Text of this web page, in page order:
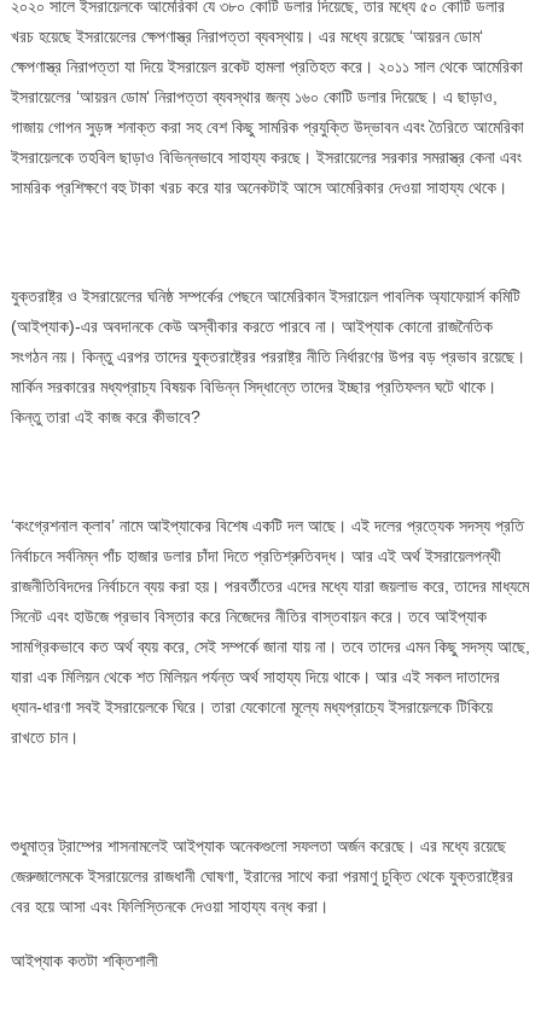
২০২০ সালে ইসরায়েলকে আমেরিকা যে ৩৮০ কোটি ডলার দিয়েছে, তার মধ্যে ৫০ কোটি ডলার
খরচ হয়েছে ইসরায়েলের ক্ষেপণাস্ত্র নিরাপত্তা ব্যবস্থায়। এর মধ্যে রয়েছে ‘আয়রন ডোম‘
ক্ষেপণাস্ত্র নিরাপত্তা যা দিয়ে ইসরায়েল রকেট হামলা প্রতিহত করে। ২০১১ সাল থেকে আমেরিকা
ইসরায়েলের ‘আয়রন ডোম‘ নিরাপত্তা ব্যবস্থার জন্য ১৬০ কোটি ডলার দিয়েছে। এ ছাড়াও,
গাজায় গোপন সুড়ঙ্গ শনাক্ত করা সহ বেশ কিছু সামরিক প্রযুক্তি উদ্ভাবন এবং তৈরিতে আমেরিকা
ইসরায়েলকে তহবিল ছাড়াও বিভিন্নভাবে সাহায্য করছে। ইসরায়েলের সরকার সমরাস্ত্র কেনা এবং
সামরিক প্রশিক্ষণে বহু টাকা খরচ করে যার অনেকটাই আসে আমেরিকার দেওয়া সাহায্য থেকে।
যুক্তরাষ্ট্র ও ইসরায়েলের ঘনিষ্ঠ সম্পর্কের পেছনে আমেরিকান ইসরায়েল পাবলিক অ্যাফেয়ার্স কমিটি
(আইপ্যাক)-এর অবদানকে কেউ অস্বীকার করতে পারবে না। আইপ্যাক কোনো রাজনৈতিক
সংগঠন নয়। কিন্তু এরপর তাদের যুক্তরাষ্ট্রের পররাষ্ট্র নীতি নির্ধারণের উপর বড় প্রভাব রয়েছে।
মার্কিন সরকারের মধ্যপ্রাচ্য বিষয়ক বিভিন্ন সিদ্ধান্তে তাদের ইচ্ছার প্রতিফলন ঘটে থাকে।
কিন্তু তারা এই কাজ করে কীভাবে?
‘কংগ্রেশনাল ক্লাব’ নামে আইপ্যাকের বিশেষ একটি দল আছে। এই দলের প্রত্যেক সদস্য প্রতি
নির্বাচনে সর্বনিম্ন পাঁচ হাজার ডলার চাঁদা দিতে প্রতিশ্রুতিবদ্ধ। আর এই অর্থ ইসরায়েলপন্থী
রাজনীতিবিদদের নির্বাচনে ব্যয় করা হয়। পরবর্তীতের এদের মধ্যে যারা জয়লাভ করে, তাদের মাধ্যমে
সিনেট এবং হাউজে প্রভাব বিস্তার করে নিজেদের নীতির বাস্তবায়ন করে। তবে আইপ্যাক
সামগ্রিকভাবে কত অর্থ ব্যয় করে, সেই সম্পর্কে জানা যায় না। তবে তাদের এমন কিছু সদস্য আছে,
যারা এক মিলিয়ন থেকে শত মিলিয়ন পর্যন্ত অর্থ সাহায্য দিয়ে থাকে। আর এই সকল দাতাদের
ধ্যান-ধারণা সবই ইসরায়েলকে ঘিরে। তারা যেকোনো মূল্যে মধ্যপ্রাচ্যে ইসরায়েলকে টিকিয়ে
রাখতে চান।
শুধুমাত্র ট্রাম্পের শাসনামলেই আইপ্যাক অনেকগুলো সফলতা অর্জন করেছে। এর মধ্যে রয়েছে
জেরুজালেমকে ইসরায়েলের রাজধানী ঘোষণা, ইরানের সাথে করা পরমাণু চুক্তি থেকে যুক্তরাষ্ট্রের
বের হয়ে আসা এবং ফিলিস্তিনকে দেওয়া সাহায্য বন্ধ করা।
আইপ্যাক কতটা শক্তিশালী